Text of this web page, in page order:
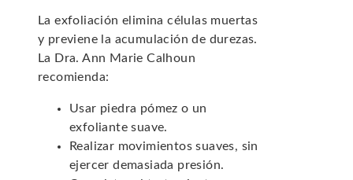
La exfoliación elimina células muertas
y previene la acumulación de durezas.
La Dra. Ann Marie Calhoun
recomienda:
Usar piedra pómez o un
exfoliante suave.
Realizar movimientos suaves, sin
ejercer demasiada presión.